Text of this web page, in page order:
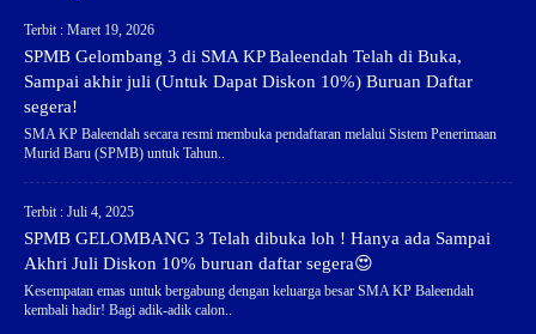
Terbit : Maret 19, 2026
SPMB Gelombang 3 di SMA KP Baleendah Telah di Buka,
Sampai akhir juli (Untuk Dapat Diskon 10%) Buruan Daftar
segera!
SMA KP Baleendah secara resmi membuka pendaftaran melalui Sistem Penerimaan
Murid Baru (SPMB) untuk Tahun..
Terbit : Juli 4, 2025
SPMB GELOMBANG 3 Telah dibuka loh ! Hanya ada Sampai
Akhri Juli Diskon 10% buruan daftar segera😍
Kesempatan emas untuk bergabung dengan keluarga besar SMA KP Baleendah
kembali hadir! Bagi adik-adik calon..